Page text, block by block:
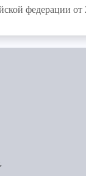
федерации от